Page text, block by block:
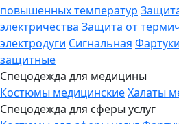
повышенных температур
электричества Защита от
электродуги Сигнальная
защитные
Спецодежда для медицины
Костюмы медицинскиеХалаты
Спецодежда для сферы услуг